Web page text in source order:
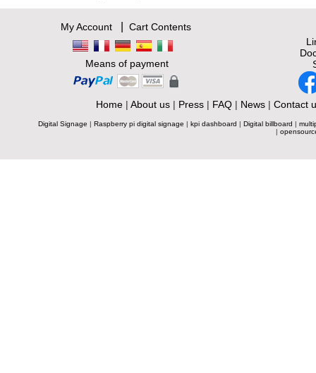
My Account| Cart Contents
Means of payment
Home | About us | Press | FAQ | News | Contact
Digital Signage | Raspberry pi digital signage | kpi dashboard | Digital billboard |
|